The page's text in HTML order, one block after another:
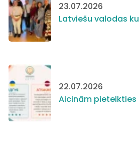
23.07.2026
Latviešu valodas
22.07.2026
Aicinām